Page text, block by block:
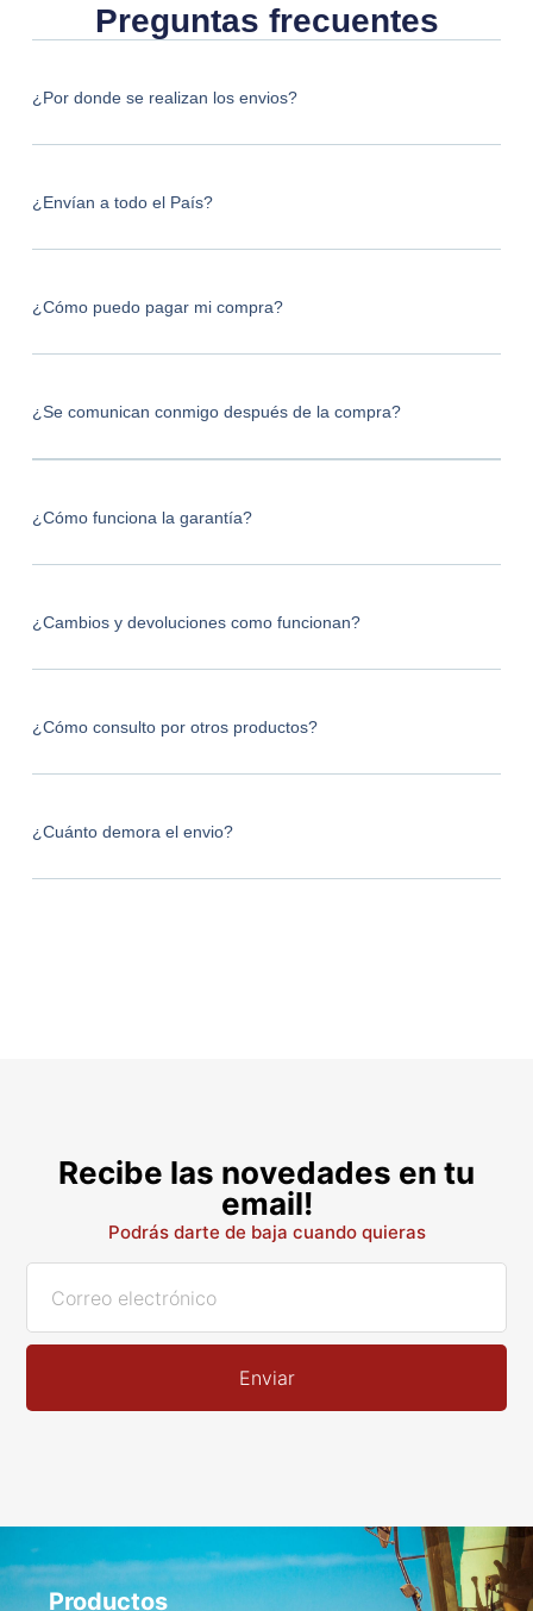
Preguntas frecuentes
¿Por donde se realizan los envios?
¿Envían a todo el País?
¿Cómo puedo pagar mi compra?
¿Se comunican conmigo después de la compra?
¿Cómo funciona la garantía?
¿Cambios y devoluciones como funcionan?
¿Cómo consulto por otros productos?
¿Cuánto demora el envio?
Recibe las novedades en tu
email!
Podrás darte de baja cuando quieras
Enviar
Productos